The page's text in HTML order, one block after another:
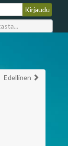
Edellinen